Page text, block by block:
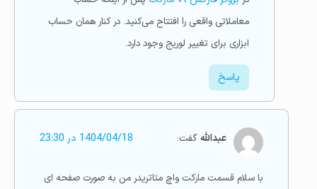
معاملاتی واقعی را افتتاح می‌کنید. در کنار همان حساب
ابزاری برای تغییر لوریج وجود دارد.
پاسخ
عبداللهگفت: 1404/04/18 در 23:30
با سلام قسمت مارکت واچ متاتریدر من به صورت صفحه ای